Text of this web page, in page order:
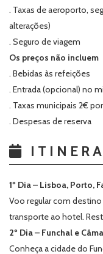
. Taxas de aeroporto,
alterações)
. Seguro de viagem
Os preços não incluem
. Bebidas às refeições
. Entrada (opcional) no
. Taxas municipais 2€
. Despesas de reserva
1º Dia – Lisboa, Porto,
Voo regular com destino
transporte ao hotel.
2º Dia – Funchal e
Conheça a cidade do